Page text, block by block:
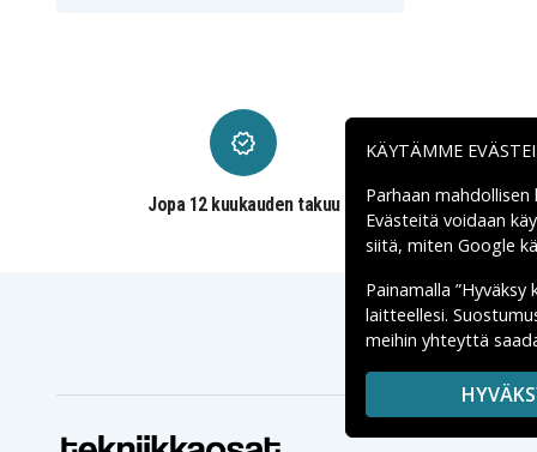
Jopa 12 kuukauden takuu
KÄYTÄMME
Parhaan
Evästeitä voidaan
siitä, miten Google
Painamalla
laitteellesi.
meihin yhteyttä